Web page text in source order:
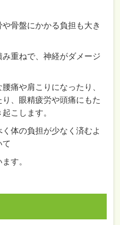
骨盤にかかる負担も大き
重ねで、神経がダメージ
痛や肩こりになったり、
、眼精疲労や頭痛にもた
こします。
体の負担が少なく済むよ
て
す。